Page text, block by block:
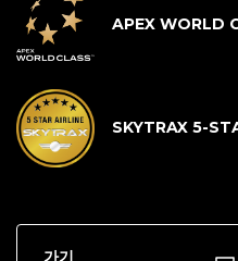
APEX WORLD
SKYTRAX 5-
가기